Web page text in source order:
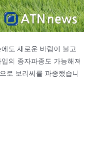
도 새로운 바람이 불고
의 종자파종도 가능해져
로 보리씨를 파종했습니